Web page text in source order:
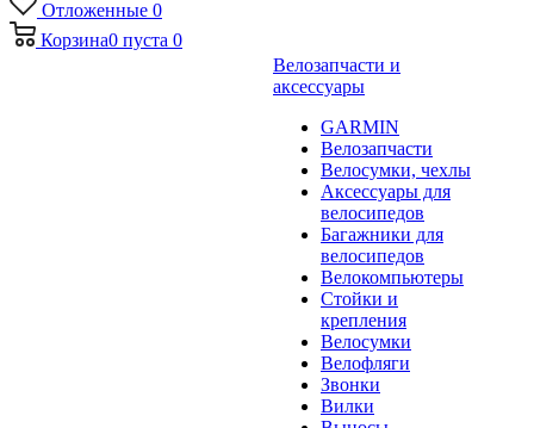
Отложенные 0
Корзина0 пуста 0
Велозапчасти и
аксессуары
GARMIN
Велозапчасти
Велосумки, чехлы
Аксессуары для
велосипедов
Багажники для
велосипедов
Велокомпьютеры
Стойки и
крепления
Велосумки
Велофляги
Звонки
Вилки